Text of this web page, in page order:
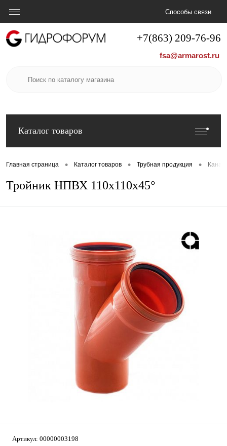
+7(863) 209-76-96
fsa@armarost.ru
Способы связи
Каталог товаров
Главная страница • Каталог товаров • Трубная продукция •
Тройник НПВХ 110х110х45°
Артикул: 00000003198